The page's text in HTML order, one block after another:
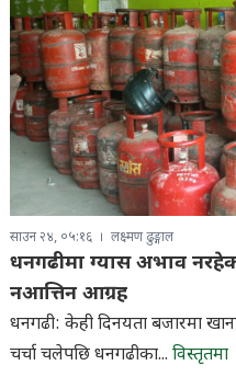
साउन २४, ०५:१६ लक्ष्मण ढुङ्गाल
धनगढीमा ग्यास अभाव
नआत्तिन आग्रह
धनगढी: केही दिनयता बजारमा
चर्चा चलेपछि धनगढीका... विस्तृतमा